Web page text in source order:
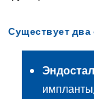
Существует два